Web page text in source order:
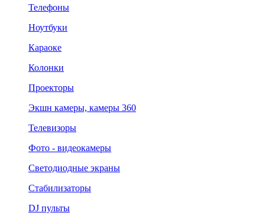
Телефоны
Ноутбуки
Караоке
Колонки
Проекторы
Экшн камеры, камеры 360
Телевизоры
Фото - видеокамеры
Светодиодные экраны
Стабилизаторы
DJ пульты